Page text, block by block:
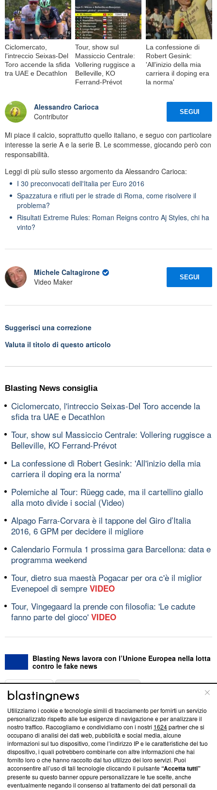
Ciclomercato,
l'intreccio Seixas-Del
Toro accende la sfida
tra UAE e Decathlon
Tour, show sul
Massiccio Centrale:
Vollering ruggisce a
Belleville, KO
Ferrand-Prévot
La confessione di
Robert Gesink:
'All'inizio della mia
carriera il doping era
la norma'
Alessandro Carioca
Contributor
SEGUI
Mi piace il calcio, soprattutto quello italiano, e seguo con particolare
interesse la serie A e la serie B. Le scommesse, giocando però con
responsabilità.
Leggi di più sullo stesso argomento da Alessandro Carioca:
I 30 preconvocati dell'Italia per Euro 2016
Spazzatura e rifiuti per le strade di Roma, come risolvere il
problema?
Risultati Extreme Rules: Roman Reigns contro Aj Styles, chi ha
vinto?
Michele Caltagirone
Video Maker
SEGUI
Suggerisci una correzione
Valuta il titolo di questo articolo
Blasting News consiglia
Ciclomercato, l'intreccio Seixas-Del Toro accende la
sfida tra UAE e Decathlon
Tour, show sul Massiccio Centrale: Vollering ruggisce a
Belleville, KO Ferrand-Prévot
La confessione di Robert Gesink: 'All'inizio della mia
carriera il doping era la norma'
Polemiche al Tour: Rüegg cade, ma il cartellino giallo
alla moto divide i social (Video)
Alpago Farra-Corvara è il tappone del Giro d’Italia
2016, 6 GPM per decidere il migliore
Calendario Formula 1 prossima gara Barcellona: data e
programma weekend
Tour, dietro sua maestà Pogacar per ora c'è il miglior
Evenepoel di sempre VIDEO
Tour, Vingegaard la prende con filosofia: 'Le cadute
fanno parte del gioco' VIDEO
Blasting News lavora con l’Unione Europea nella lotta
contro le fake news
ABOUT
Questa sezione offre informazioni trasparenti su Blasting
News, sui nostri processi editoriali e su come ci impegniamo a
creare news di qualità. Inoltre, afferma la nostra aderenza a
‘Trust Project - News with Integrity’Blasting News non è
ancora membro del programma, ma ha richiesto di farne
parte; Trust Project non ha ancora effettuato una verifica di
conformità agli standard.
Utilizziamo i cookie e tecnologie simili di tracciamento per fornirti un servizio
personalizzato rispetto alle tue esigenze di navigazione e per analizzare il
nostro traffico. Raccogliamo e condividiamo con i nostri 1624partner che si
occupano di analisi dei dati web, pubblicità e social media, alcune
informazioni sul tuo dispositivo, come l’indirizzo IP e le caratteristiche del tuo
dispositivo, i quali potrebbero combinarle con altre informazioni che hai
fornito loro o che hanno raccolto dal tuo utilizzo dei loro servizi. Puoi
acconsentire all’uso di tali tecnologie cliccando il pulsante“Accetta tutti”
presente su questo banner oppure personalizzare le tue scelte, anche
eventualmente negando il consenso al trattamento dei dati personali da